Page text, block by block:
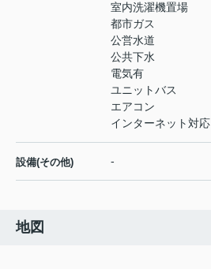
室内洗濯機置場
都市ガス
公営水道
公共下水
電気有
ユニットバス
エアコン
インターネット対応
設備(その他) -
地図